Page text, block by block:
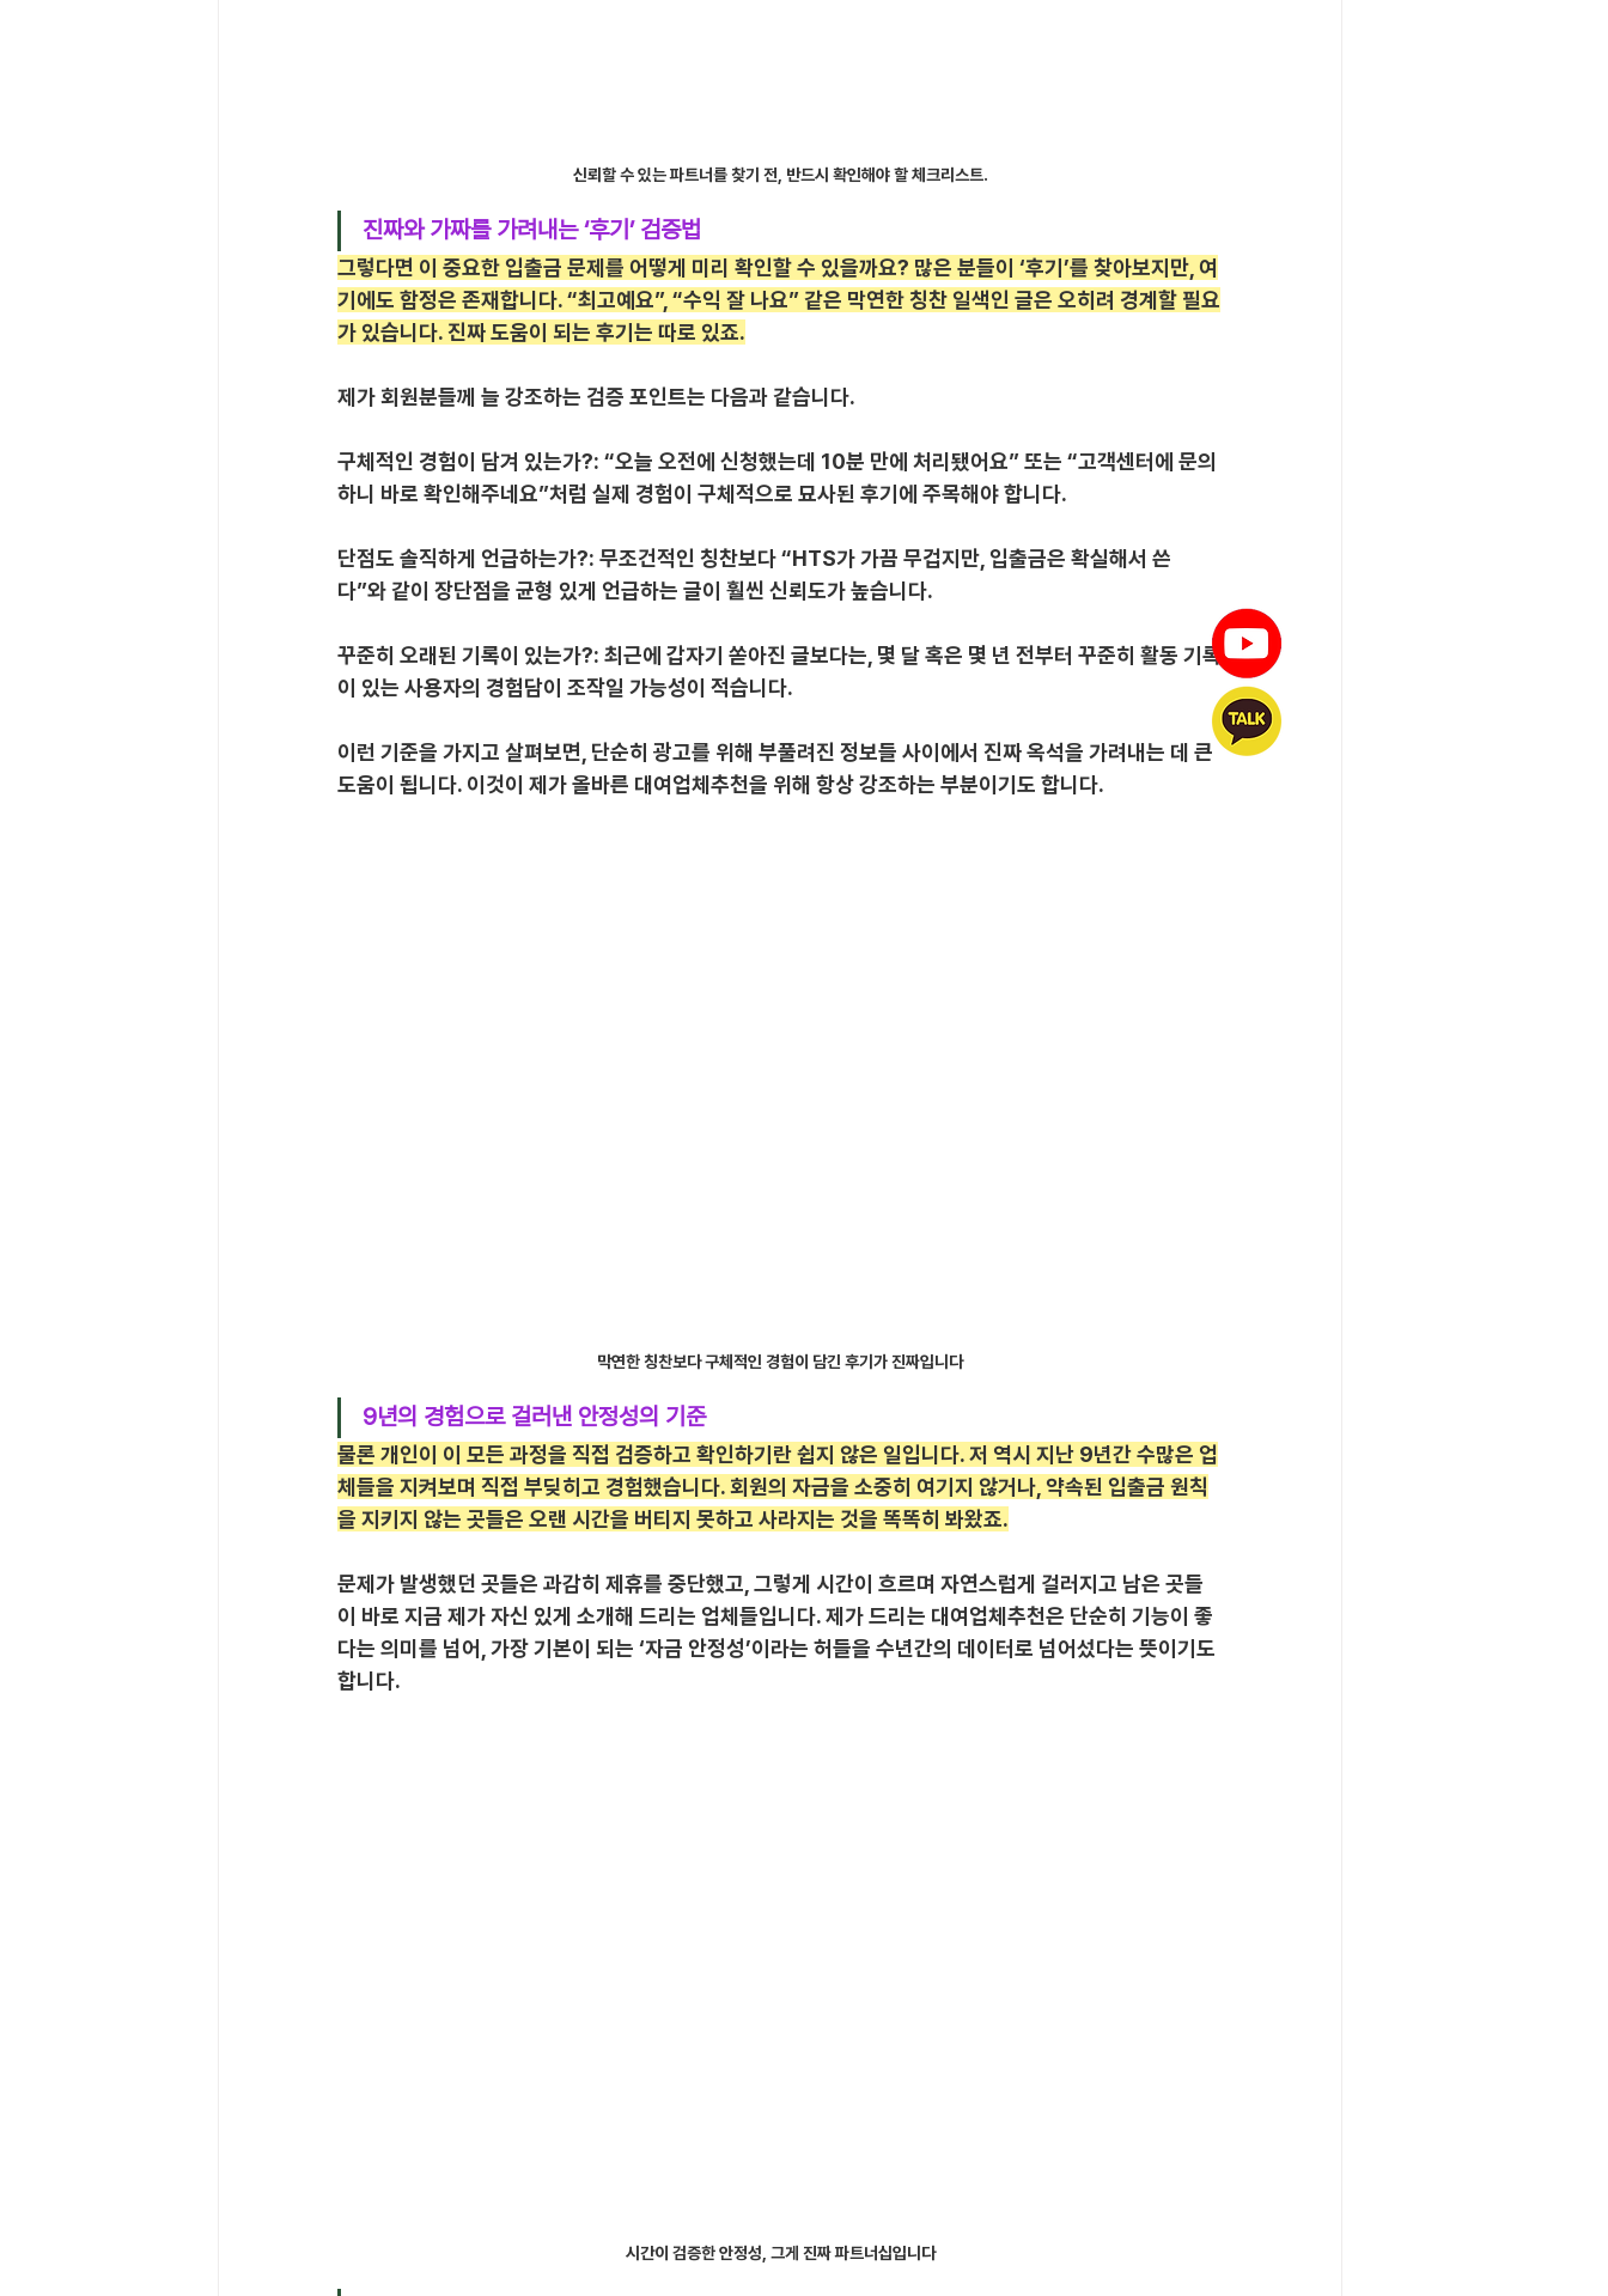
신뢰할 수 있는 파트너를 찾기 전, 반드시 확인해야 할 체크리스트.
진짜와 가짜를 가려내는 ‘후기’ 검증법
그렇다면 이 중요한 입출금 문제를 어떻게 미리 확인할 수 있을까요? 많은 분들이 ‘후기’를 찾아보지만, 여
기에도 함정은 존재합니다. “최고예요”, “수익 잘 나요” 같은 막연한 칭찬 일색인 글은 오히려 경계할 필요
가 있습니다. 진짜 도움이 되는 후기는 따로 있죠.
제가 회원분들께 늘 강조하는 검증 포인트는 다음과 같습니다.
구체적인 경험이 담겨 있는가?: “오늘 오전에 신청했는데 10분 만에 처리됐어요” 또는 “고객센터에 문의
하니 바로 확인해주네요”처럼 실제 경험이 구체적으로 묘사된 후기에 주목해야 합니다.
단점도 솔직하게 언급하는가?: 무조건적인 칭찬보다 “HTS가 가끔 무겁지만, 입출금은 확실해서 쓴
다”와 같이 장단점을 균형 있게 언급하는 글이 훨씬 신뢰도가 높습니다.
꾸준히 오래된 기록이 있는가?: 최근에 갑자기 쏟아진 글보다는, 몇 달 혹은 몇 년 전부터 꾸준히 활동 기록
이 있는 사용자의 경험담이 조작일 가능성이 적습니다.
이런 기준을 가지고 살펴보면, 단순히 광고를 위해 부풀려진 정보들 사이에서 진짜 옥석을 가려내는 데 큰
도움이 됩니다. 이것이 제가 올바른 대여업체추천을 위해 항상 강조하는 부분이기도 합니다.
막연한 칭찬보다 구체적인 경험이 담긴 후기가 진짜입니다
9년의 경험으로 걸러낸 안정성의 기준
물론 개인이 이 모든 과정을 직접 검증하고 확인하기란 쉽지 않은 일입니다. 저 역시 지난 9년간 수많은 업
체들을 지켜보며 직접 부딪히고 경험했습니다. 회원의 자금을 소중히 여기지 않거나, 약속된 입출금 원칙
을 지키지 않는 곳들은 오랜 시간을 버티지 못하고 사라지는 것을 똑똑히 봐왔죠.
문제가 발생했던 곳들은 과감히 제휴를 중단했고, 그렇게 시간이 흐르며 자연스럽게 걸러지고 남은 곳들
이 바로 지금 제가 자신 있게 소개해 드리는 업체들입니다. 제가 드리는 대여업체추천은 단순히 기능이 좋
다는 의미를 넘어, 가장 기본이 되는 ‘자금 안정성’이라는 허들을 수년간의 데이터로 넘어섰다는 뜻이기도
합니다.
시간이 검증한 안정성, 그게 진짜 파트너십입니다